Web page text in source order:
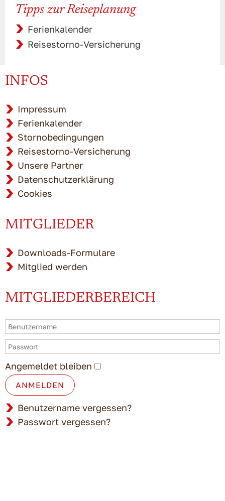
Tipps zur Reiseplanung
Ferienkalender
Reisestorno-Versicherung
INFOS
Impressum
Ferienkalender
Stornobedingungen
Reisestorno-Versicherung
Unsere Partner
Datenschutzerklärung
Cookies
MITGLIEDER
Downloads-Formulare
Mitglied werden
MITGLIEDERBEREICH
Angemeldet bleiben
ANMELDEN
Benutzername vergessen?
Passwort vergessen?